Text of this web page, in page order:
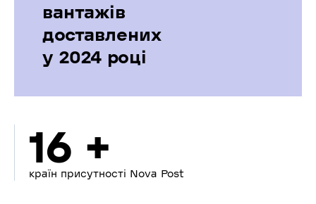
вантажів
доставлених
у 2024 році
16 +
країн присутності Nova Post